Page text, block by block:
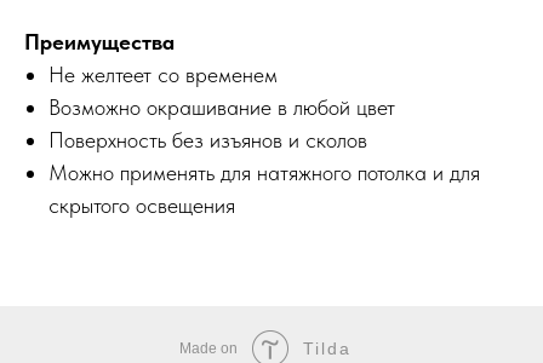
Преимущества
Не желтеет со временем
Возможно окрашивание в любой цвет
Поверхность без изъянов и сколов
Можно применять для натяжного потолка и для
скрытого освещения
Made on Tilda